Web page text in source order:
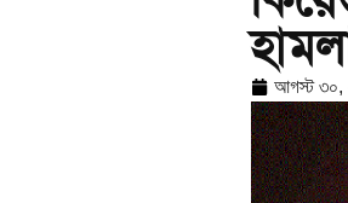
আগস্ট ৩০,